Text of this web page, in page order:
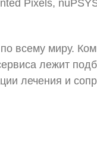
Pixels,
миру.
лежит
лечения и